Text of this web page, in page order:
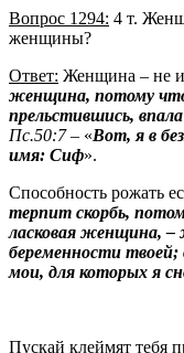
Вопрос 1294: 4 т.
женщины?
Ответ: Женщина – не
женщина, потому что
прельстившись,
Пс.50:7– «Вот, я в
имя: Сиф».
Способность рожать
терпит скорбь,
ласковая женщина,
беременности твоей;
мои, для которых я
Пускай клеймят тебя